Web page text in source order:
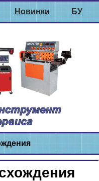
Новинки БУ